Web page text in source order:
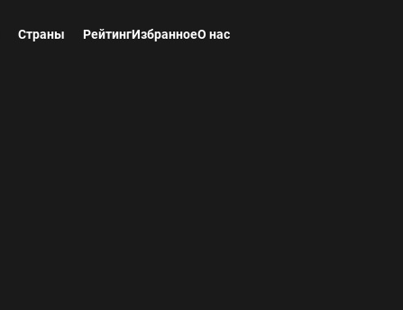
Страны РейтингИзбранноеО нас